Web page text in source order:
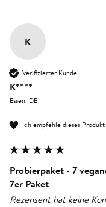
K
Verifizierter Kunde
K****
Essen, DE
Ich empfehle dieses Produkt
Probierpaket - 7
7er Paket
Rezensent hat keine